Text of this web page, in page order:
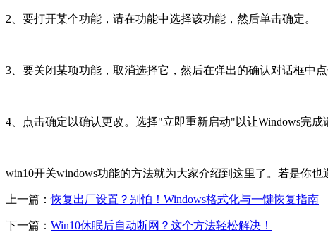
2、要打开某个功能，请在功能中选择该功能，然后单击确定。
3、要关闭某项功能，取消选择它，然后在弹出的确认对话框中点
4、点击确定以确认更改。选择"立即重新启动"以让Windows完成
win10开关windows功能的方法就为大家介绍到这里了。若是你
上一篇：恢复出厂设置？别怕！Windows格式化与一键恢复指南
下一篇： Win10休眠后自动断网？这个方法轻松解决！